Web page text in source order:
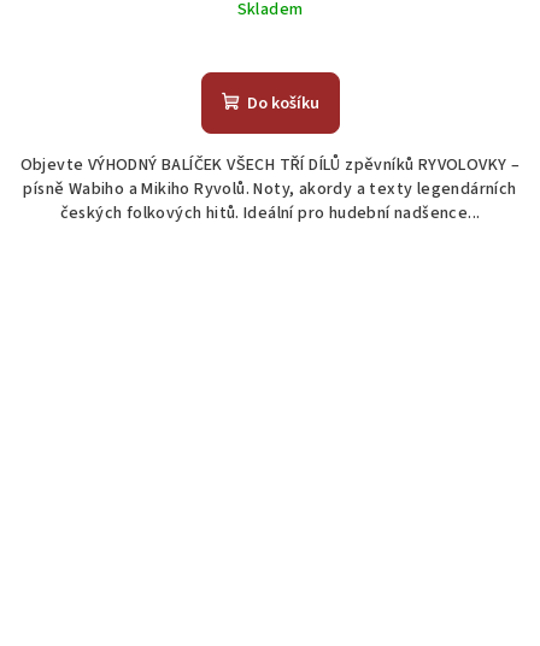
Skladem
hodnocení
produktu
z
5
hvězdiček.
Do košíku
Objevte VÝHODNÝ BALÍČEK VŠECH TŘÍ DÍLŮ zpěvníků RYVOLOVKY –
písně Wabiho a Mikiho Ryvolů. Noty, akordy a texty legendárních
českých folkových hitů. Ideální pro hudební nadšence...